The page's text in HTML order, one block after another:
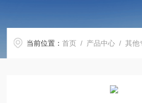
当前位置：首页 / 产品中心 /其他